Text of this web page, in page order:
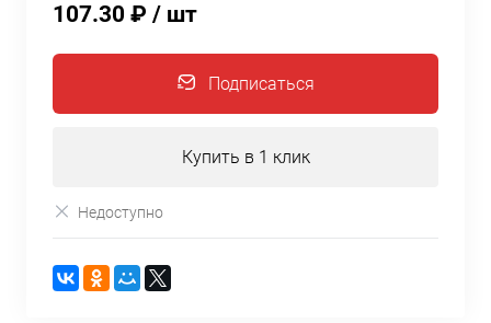
107.30 ₽ / шт
Подписаться
Купить в 1 клик
Недоступно